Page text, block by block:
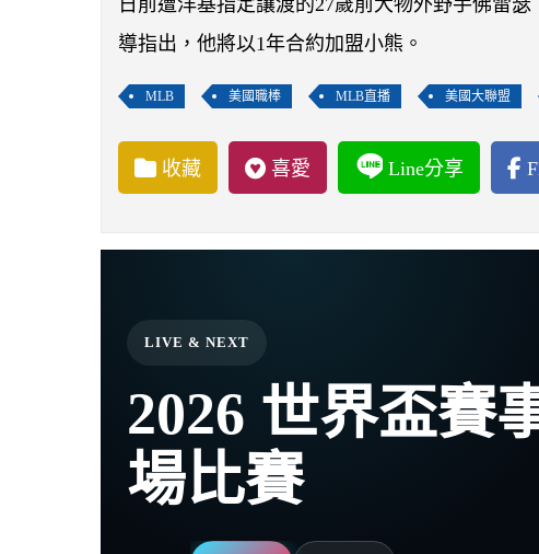
導指出，他將以1年合約加盟小熊。
MLB 美國職棒 MLB直播 美國大聯盟
收藏 喜愛 Line分享
LIVE & NEXT
2026 世界盃賽
場比賽